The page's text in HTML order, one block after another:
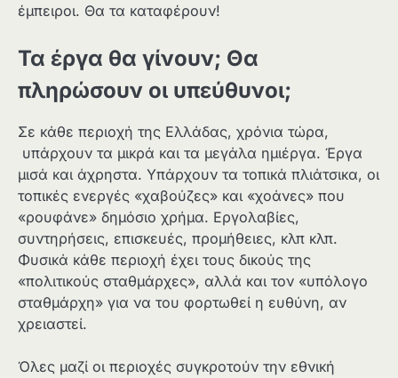
έμπειροι. Θα τα καταφέρουν!
Τα έργα θα γίνουν; Θα
πληρώσουν οι υπεύθυνοι;
Σε κάθε περιοχή της Ελλάδας, χρόνια τώρα,
υπάρχουν τα μικρά και τα μεγάλα ημιέργα. Έργα
μισά και άχρηστα. Υπάρχουν τα τοπικά πλιάτσικα, οι
τοπικές ενεργές «χαβούζες» και «χοάνες» που
«ρουφάνε» δημόσιο χρήμα. Εργολαβίες,
συντηρήσεις, επισκευές, προμήθειες, κλπ κλπ.
Φυσικά κάθε περιοχή έχει τους δικούς της
«πολιτικούς σταθμάρχες», αλλά και τον «υπόλογο
σταθμάρχη» για να του φορτωθεί η ευθύνη, αν
χρειαστεί.
Όλες μαζί οι περιοχές συγκροτούν την εθνική